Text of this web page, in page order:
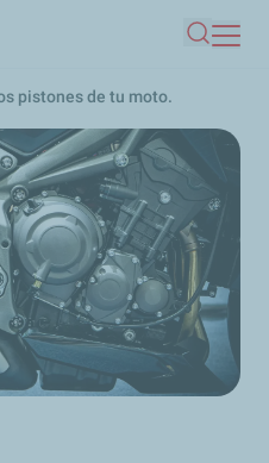
contenido
Buscar
pistones de tu moto.